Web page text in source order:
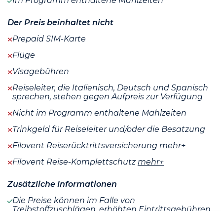
Der Preis beinhaltet nicht
Prepaid SIM-Karte
Flüge
Visagebühren
Reiseleiter, die Italienisch, Deutsch und Spanisch
sprechen, stehen gegen Aufpreis zur Verfügung
Nicht im Programm enthaltene Mahlzeiten
Trinkgeld für Reiseleiter und/oder die Besatzung
Filovent Reiserücktrittsversicherung mehr+
Filovent Reise-Komplettschutz mehr+
Zusätzliche Informationen
Die Preise können im Falle von
Treibstoffzuschlägen, erhöhten Eintrittsgebühren